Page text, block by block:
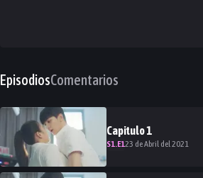
EpisodiosComentarios
Capitulo1
S1.E123 de Abril del 2021